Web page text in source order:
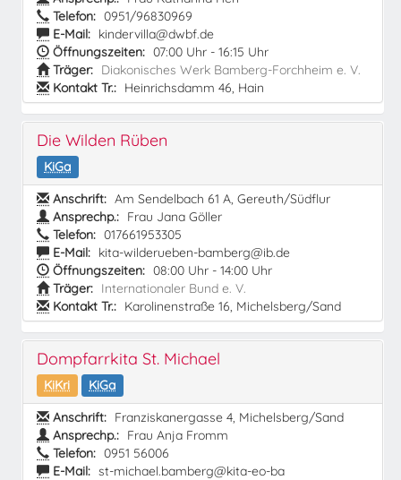
Telefon: 0951/96830969
E-Mail: kindervilla@dwbf.de
Öffnungszeiten: 07:00 Uhr - 16:15 Uhr
Träger: Diakonisches Werk Bamberg-Forchheim e. V.
Kontakt Tr.: Heinrichsdamm 46, Hain
Die Wilden Rüben
KiGa
Anschrift: Am Sendelbach 61 A, Gereuth/Südflur
Ansprechp.: Frau Jana Göller
Telefon: 017661953305
E-Mail: kita-wilderueben-bamberg@ib.de
Öffnungszeiten: 08:00 Uhr - 14:00 Uhr
Träger: Internationaler Bund e. V.
Kontakt Tr.: Karolinenstraße 16, Michelsberg/Sand
Dompfarrkita St. Michael
KiKri
KiGa
Anschrift: Franziskanergasse 4, Michelsberg/Sand
Ansprechp.: Frau Anja Fromm
Telefon: 0951 56006
E-Mail: st-michael.bamberg@kita-eo-ba